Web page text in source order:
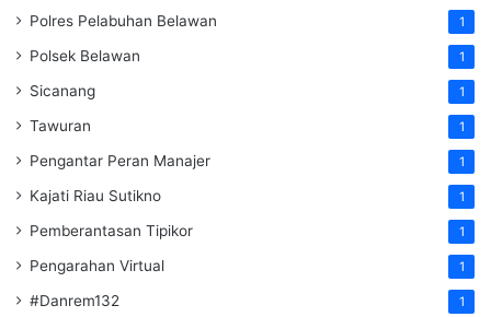
Polres Pelabuhan Belawan 1
Polsek Belawan 1
Sicanang 1
Tawuran 1
Pengantar Peran Manajer 1
Kajati Riau Sutikno 1
Pemberantasan Tipikor 1
Pengarahan Virtual 1
#Danrem132 1